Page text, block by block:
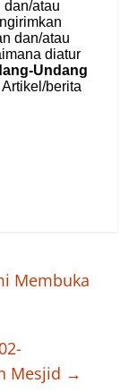
Membuka
Mesjid →